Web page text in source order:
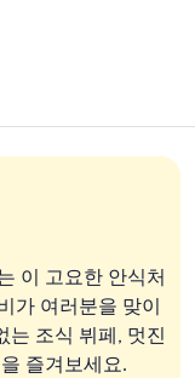
이 고요한 안식처
가 여러분을 맞이
는 조식 뷔페, 멋진
즐겨보세요.